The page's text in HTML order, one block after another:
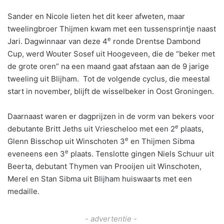
Sander en Nicole lieten het dit keer afweten, maar
tweelingbroer Thijmen kwam met een tussensprintje naast
Jari. Dagwinnaar van deze 4e ronde Drentse Dambond
Cup, werd Wouter Sosef uit Hoogeveen, die de “beker met
de grote oren” na een maand gaat afstaan aan de 9 jarige
tweeling uit Blijham. Tot de volgende cyclus, die meestal
start in november, blijft de wisselbeker in Oost Groningen.
Daarnaast waren er dagprijzen in de vorm van bekers voor
debutante Britt Jeths uit Vriescheloo met een 2e plaats,
Glenn Bisschop uit Winschoten 3e en Thijmen Sibma
eveneens een 3e plaats. Tenslotte gingen Niels Schuur uit
Beerta, debutant Thymen van Prooijen uit Winschoten,
Merel en Stan Sibma uit Blijham huiswaarts met een
medaille.
- advertentie -